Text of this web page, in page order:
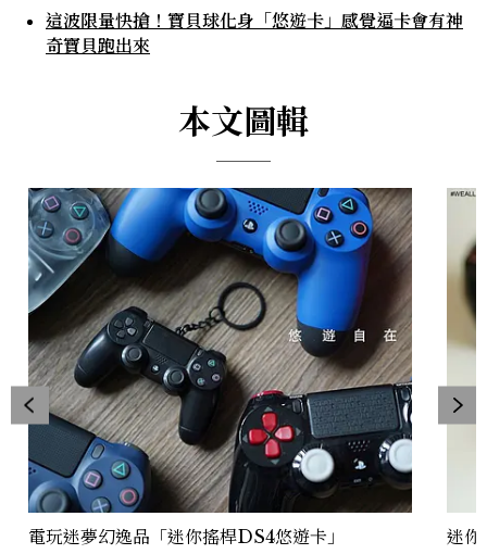
這波限量快搶！寶貝球化身「悠遊卡」感覺逼卡會有神
奇寶貝跑出來
本文圖輯
電玩迷夢幻逸品「迷你搖桿DS4悠遊卡」 迷你